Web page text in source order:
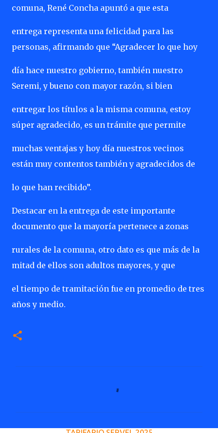
comuna, René Concha apuntó a que esta
entrega representa una felicidad para las
personas, afirmando que “Agradecer lo que hoy
día hace nuestro gobierno, también nuestro
Seremi, y bueno con mayor razón, si bien
entregar los títulos a la misma comuna, estoy
súper agradecido, es un trámite que permite
muchas ventajas y hoy día nuestros vecinos
están muy contentos también y agradecidos de
lo que han recibido”.
Destacar en la entrega de este importante
documento que la mayoría pertenece a zonas
rurales de la comuna, otro dato es que más de la
mitad de ellos son adultos mayores, y que
el tiempo de tramitación fue en promedio de tres
años y medio.